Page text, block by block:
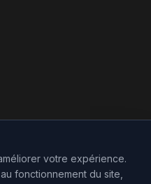
votre expérience.
fonctionnement du site,